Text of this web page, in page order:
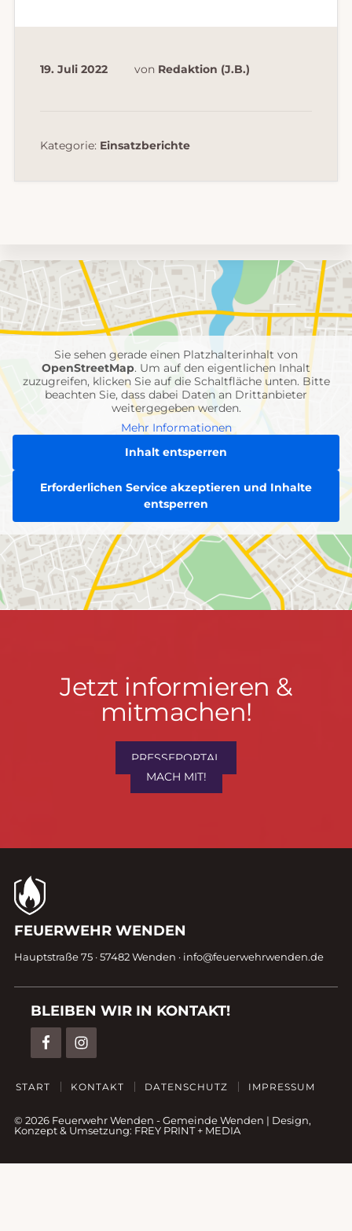
19. Juli 2022 von Redaktion (J.B.)
Kategorie: Einsatzberichte
Umgebungskarte
mit
Feuerwehr-
Einheiten
Sie sehen gerade einen Platzhalterinhalt von
OpenStreetMap. Um auf den eigentlichen Inhalt
zuzugreifen, klicken Sie auf die Schaltfläche unten. Bitte
beachten Sie, dass dabei Daten an Drittanbieter
weitergegeben werden.
Mehr Informationen
Inhalt entsperren
Erforderlichen Service akzeptieren und Inhalte
entsperren
Jetzt
informieren
mitmachen!
Jetzt informieren &
mitmachen!
PRESSEPORTAL
MACH MIT!
Kontaktdaten
Fußzeile
FEUERWEHR WENDEN
Hauptstraße 75 · 57482 Wenden · info@feuerwehrwenden.de
BLEIBEN WIR IN KONTAKT!
START KONTAKT DATENSCHUTZ IMPRESSUM
© 2026 Feuerwehr Wenden -Gemeinde Wenden | Design,
Konzept & Umsetzung: FREY PRINT + MEDIA